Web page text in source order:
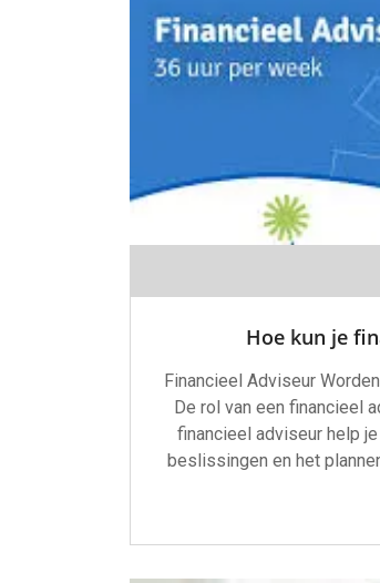
Hoe kun je
Financieel Adviseur
De rol van een financieel
financieel adviseur help
beslissingen en het